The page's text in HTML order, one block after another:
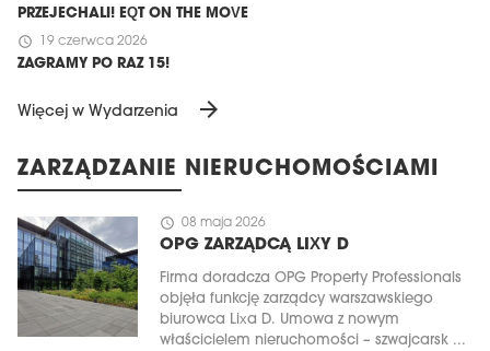
PRZEJECHALI! EQT ON THE MOVE
schedule 19 czerwca 2026
ZAGRAMY PO RAZ 15!
Więcej w Wydarzenia arrow_forward
ZARZĄDZANIE NIERUCHOMOŚCIAMI
schedule 08 maja 2026
OPG ZARZĄDCĄ LIXY D
Firma doradcza OPG Property Professionals
objęła funkcję zarządcy warszawskiego
biurowca Lixa D. Umowa z nowym
właścicielem nieruchomości – szwajcarsk ...